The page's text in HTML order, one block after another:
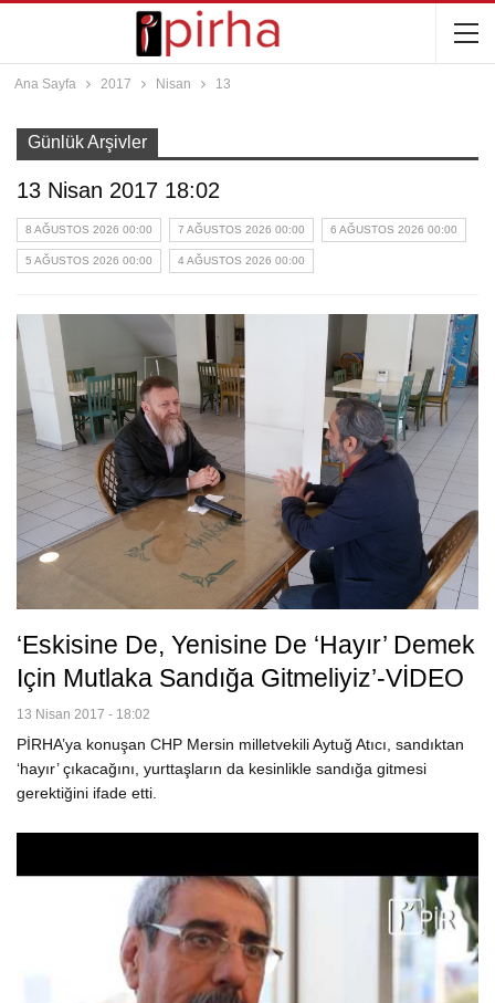
Ana Sayfa 2017 Nisan 13
Günlük Arşivler
13 Nisan 2017 18:02
8 AĞUSTOS 2026 00:00 7 AĞUSTOS 2026 00:00 6 AĞUSTOS 2026 00:00
5 AĞUSTOS 2026 00:00 4 AĞUSTOS 2026 00:00
‘Eskisine De, Yenisine De ‘hayır’ Demek
Için Mutlaka Sandığa Gitmeliyiz’-VİDEO
13 Nisan 2017 - 18:02
PİRHA’ya konuşan CHP Mersin milletvekili Aytuğ Atıcı, sandıktan
‘hayır’ çıkacağını, yurttaşların da kesinlikle sandığa gitmesi
gerektiğini ifade etti.